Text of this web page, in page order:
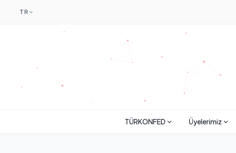
TR
TÜRKONFED Üyelerimiz